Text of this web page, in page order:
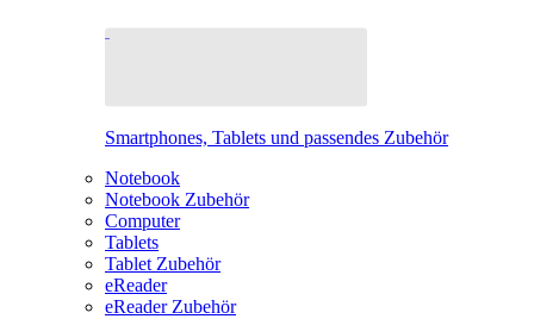
Smartphones, Tablets und passendes Zubehör
Notebook
Notebook Zubehör
Computer
Tablets
Tablet Zubehör
eReader
eReader Zubehör